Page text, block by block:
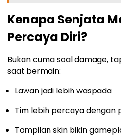
Kenapa Senjata
Percaya Diri?
Bukan cuma soal damage,
saat bermain:
Lawan jadi lebih waspada
Tim lebih percaya dengan
Tampilan skin bikin